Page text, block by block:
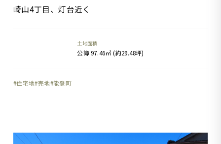
崎山4丁目、灯台近く
土地面積
公簿 97.46㎡ (約29.48坪)
住宅地 売地 能登町